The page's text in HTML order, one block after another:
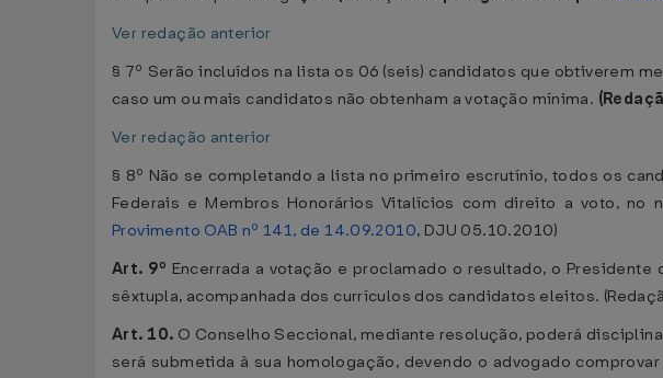
Ver redação anterior
§ 7º Serão incluídos na lista os 06 (seis) candidatos que obtiverem
caso um ou mais candidatos não obtenham a votação mínima.
Ver redação anterior
§ 8º Não se completando a lista no primeiro escrutínio, todos os
Federais e Membros Honorários Vitalícios com direito a voto, no
Provimento OAB nº 141, de 14.09.2010, DJU 05.10.2010)
Art. 9º Encerrada a votação e proclamado o resultado, o
sêxtupla, acompanhada dos currículos dos candidatos eleitos.
Art. 10. O Conselho Seccional, mediante resolução, poderá
será submetida à sua homologação, devendo o advogado